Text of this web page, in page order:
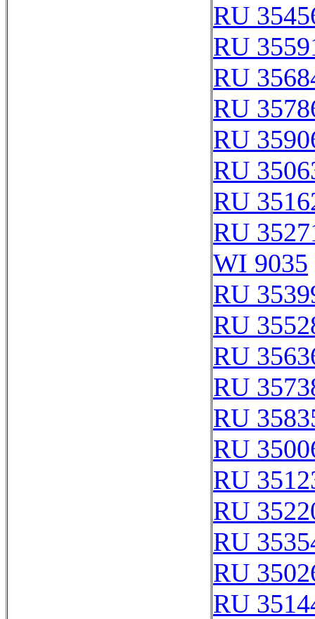
RU
RU
RU
RU
RU
RU
RU
RU
WI 9035
RU
RU
RU
RU
RU
RU
RU
RU
RU
RU
RU